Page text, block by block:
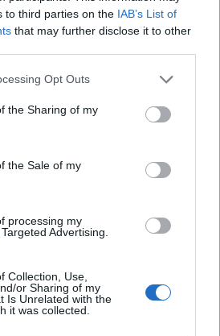
to third parties on the IAB’s List of
that may further disclose it to other
Opt Outs
the Sharing of my
the Sale of my
processing my
Advertising.
Collection, Use,
or Sharing of my
Is Unrelated with the
it was collected.
Veludo
il libro “E mi sono